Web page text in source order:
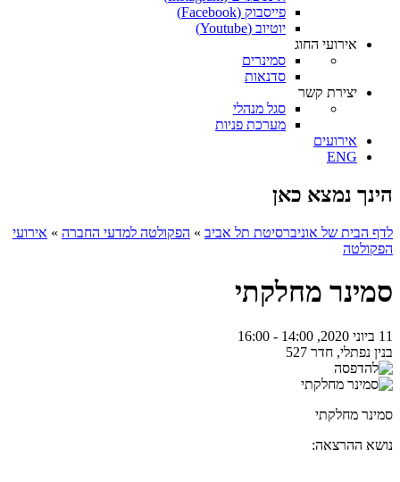
פייסבוק (Facebook)
יוטיוב (Youtube)
אירועי החוג
סמינרים
סדנאות
יצירת קשר
סגל מנהלי
מערכת פניות
אירועים
ENG
הינך נמצא כאן
לדף הבית של אוניברסיטת תל אביב » הפקולטה למדעי החברה » אירועי
הפקולטה
סמינר מחלקתי
11 ביוני 2020, 14:00 - 16:00
בנין נפתלי, חדר 527
סמינר מחלקתי
נושא ההרצאה: